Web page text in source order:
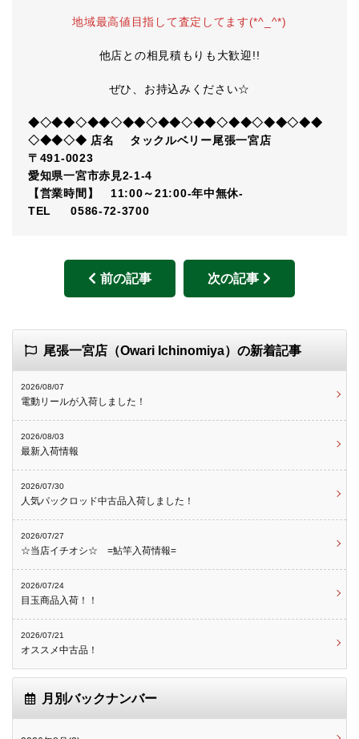
地域最高値目指して査定してます(*^_^*)
他店との相見積もりも大歓迎!!
ぜひ、お持込みください☆
◆◇◆◆◇◆◆◇◆◆◇◆◆◇◆◆◇◆◆◇◆◆◇◆◆
◇◆◆◇◆ 店名 タックルベリー尾張一宮店
〒491-0023
愛知県一宮市赤見2-1-4
【営業時間】 11:00～21:00-年中無休-
TEL 0586-72-3700
前の記事 次の記事
尾張一宮店（Owari Ichinomiya）の新着記事
2026/08/07
電動リールが入荷しました！
2026/08/03
最新入荷情報
2026/07/30
人気パックロッド中古品入荷しました！
2026/07/27
☆当店イチオシ☆ =鮎竿入荷情報=
2026/07/24
目玉商品入荷！！
2026/07/21
オススメ中古品！
月別バックナンバー